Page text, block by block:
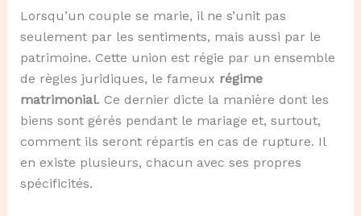
Lorsqu’un couple se marie, il ne s’unit pas
seulement par les sentiments, mais aussi par le
patrimoine. Cette union est régie par un ensemble
de règles juridiques, le fameux régime
matrimonial. Ce dernier dicte la manière dont les
biens sont gérés pendant le mariage et, surtout,
comment ils seront répartis en cas de rupture. Il
en existe plusieurs, chacun avec ses propres
spécificités.